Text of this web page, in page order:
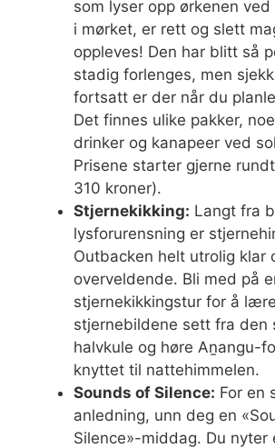
som lyser opp ørkenen
i mørket, er rett og slett
oppleves! Den har blitt så
stadig forlenges, men
fortsatt er der når du
Det finnes ulike pakker,
drinker og kanapeer ved
Prisene starter gjerne
310 kroner).
Stjernekikking: Langt fra
lysforurensning er
Outbacken helt utrolig klar
overveldende. Bli med på
stjernekikkingstur for å
stjernebildene sett fra den
halvkule og høre Aṉangu-
knyttet til nattehimmelen.
Sounds of Silence: For en
anledning, unn deg en
Silence»-middag. Du nyter